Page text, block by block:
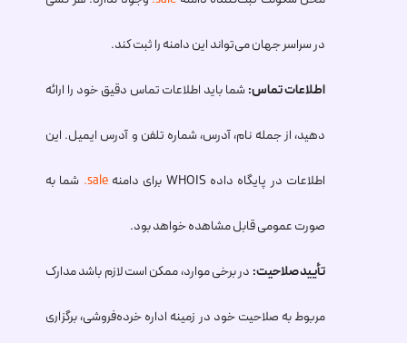
در سراسر جهان می‌تواند این دامنه را ثبت کند.
اطلاعات تماس: شما باید اطلاعات تماس دقیق خود را ارائه
دهید، از جمله نام، آدرس، شماره تلفن و آدرس ایمیل. این
اطلاعات در پایگاه داده WHOIS برای دامنه .sale شما به
صورت عمومی قابل مشاهده خواهد بود.
تأیید صلاحیت: در برخی موارد، ممکن است لازم باشد مدارک
مربوط به صلاحیت خود در زمینه اداره خرده‌فروشی، برگزاری